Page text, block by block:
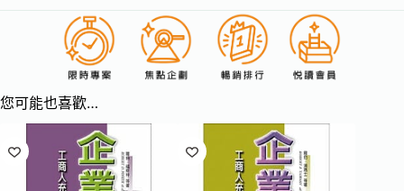
您可能也喜歡…